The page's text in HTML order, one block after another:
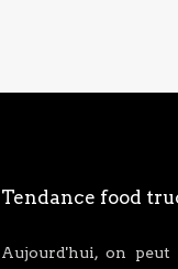
Tendance food
Aujourd'hui, on